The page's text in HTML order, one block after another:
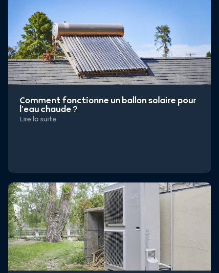
Comment fonctionne un ballon solaire pour
l’eau chaude ?
Lire la suite